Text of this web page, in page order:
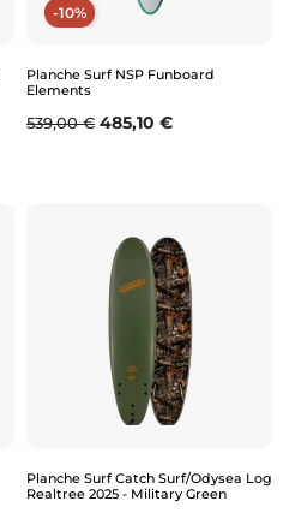
-10%
Planche Surf NSP Funboard
Elements
Prix de base
539,00 € Prix
485,10 €
Planche Surf Catch Surf/Odysea Log
Realtree 2025 - Military Green